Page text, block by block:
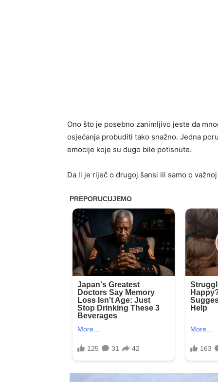
Ono što je posebno zanimljivo jeste da
osjećanja probuditi tako snažno. Jedna
emocije koje su dugo bile potisnute.
Da li je riječ o drugoj šansi ili samo o